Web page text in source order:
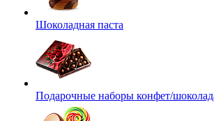
Шоколадная паста
Подарочные наборы конфет/